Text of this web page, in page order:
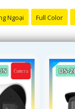
Ngoại Full Color